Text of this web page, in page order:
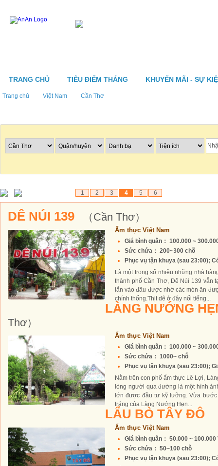
TRANG CHỦ TIÊU ĐIỂM THÁNG KHUYẾN MÃI - SỰ
Trang chủ Việt Nam Cần Thơ
1 2 3 4 5 6
DÊ NÚI 139 （Cần Thơ）
Ẩm thực Việt Nam
Giá bình quân： 100.000 ~
Sức chứa： 200~300 chỗ
Phục vụ tận khuya (sau 23:00);
Là một trong số nhiều những nhà
thành phố Cần Thơ, Dê Núi 139 vẫn
lẫn vào đâu được nhờ các món ăn
chính thống.Thịt dê ở đây nổi tiếng...
LÀNG NƯỚNG
Thơ）
Ẩm thực Việt Nam
Giá bình quân： 100.000 ~
Sức chứa： 1000~ chỗ
Phục vụ tận khuya (sau 23:00);
Nằm trên con phố ẩm thực Lê Lợi,
lòng người qua đường là một hình
lớn được đầu tư kỹ lưỡng. Vừa
tráng của Làng Nướng Hẹn...
LẨU BÒ TÂY ĐÔ
Ẩm thực Việt Nam
Giá bình quân： 50.000 ~ 100.000
Sức chứa： 50~100 chỗ
Phục vụ tận khuya (sau 23:00);